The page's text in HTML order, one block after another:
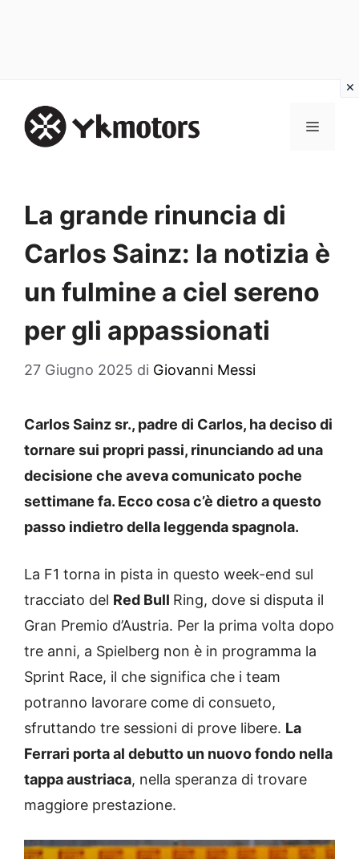
contenuto
MENU
La grande rinuncia di
Carlos Sainz: la notizia è
un fulmine a ciel sereno
per gli appassionati
27 Giugno 2025 di Giovanni Messi
Carlos Sainz sr., padre di Carlos, ha deciso di
tornare sui propri passi, rinunciando ad una
decisione che aveva comunicato poche
settimane fa. Ecco cosa c’è dietro a questo
passo indietro della leggenda spagnola.
La F1 torna in pista in questo week-end sul
tracciato del Red Bull Ring, dove si disputa il
Gran Premio d’Austria. Per la prima volta dopo
tre anni, a Spielberg non è in programma la
Sprint Race, il che significa che i team
potranno lavorare come di consueto,
sfruttando tre sessioni di prove libere. La
Ferrari porta al debutto un nuovo fondo nella
tappa austriaca, nella speranza di trovare
maggiore prestazione.